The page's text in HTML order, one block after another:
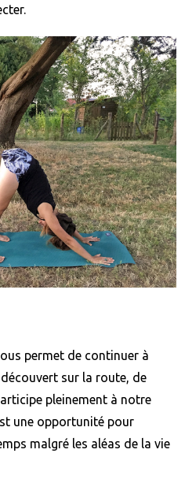
permet de continuer à
sur la route, de
pleinement à notre
une opportunité pour
malgré les aléas de la vie